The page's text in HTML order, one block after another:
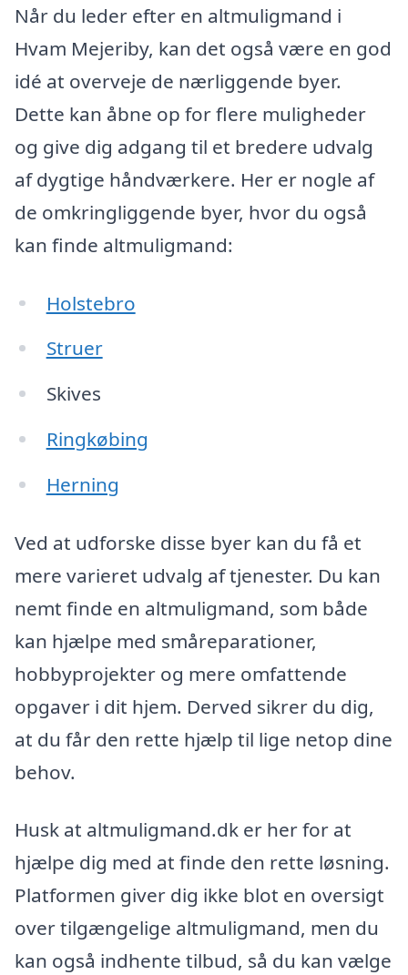
Når du leder efter en altmuligmand i
Hvam Mejeriby, kan det også være en god
idé at overveje de nærliggende byer.
Dette kan åbne op for flere muligheder
og give dig adgang til et bredere udvalg
af dygtige håndværkere. Her er nogle af
de omkringliggende byer, hvor du også
kan finde altmuligmand:
Holstebro
Struer
Skives
Ringkøbing
Herning
Ved at udforske disse byer kan du få et
mere varieret udvalg af tjenester. Du kan
nemt finde en altmuligmand, som både
kan hjælpe med småreparationer,
hobbyprojekter og mere omfattende
opgaver i dit hjem. Derved sikrer du dig,
at du får den rette hjælp til lige netop dine
behov.
Husk at altmuligmand.dk er her for at
hjælpe dig med at finde den rette løsning.
Platformen giver dig ikke blot en oversigt
over tilgængelige altmuligmand, men du
kan også indhente tilbud, så du kan vælge